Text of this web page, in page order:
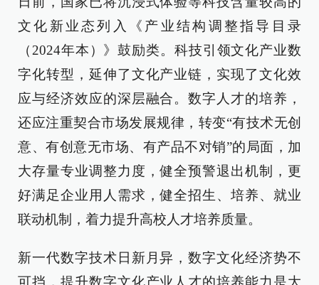
文化新业态列入《产业结构调整指导目录
（2024年本）》鼓励类。科技引领文化产业数
字化转型，延伸了文化产业链，实现了文化效
应与经济效应的深层融合。数字人才的培养，
还应注重契合市场发展规律，转变“有技术无创
意、有创意无市场、有产品不对销”的局面，加
大存量专业调整力度，健全预警退出机制，更
好满足企业用人需求，健全招生、培养、就业
联动机制，着力提升高校人才培养质量。
新一代数字技术日新月异，数字文化经济势不
可挡，提升数字文化产业人才的培养能力是大